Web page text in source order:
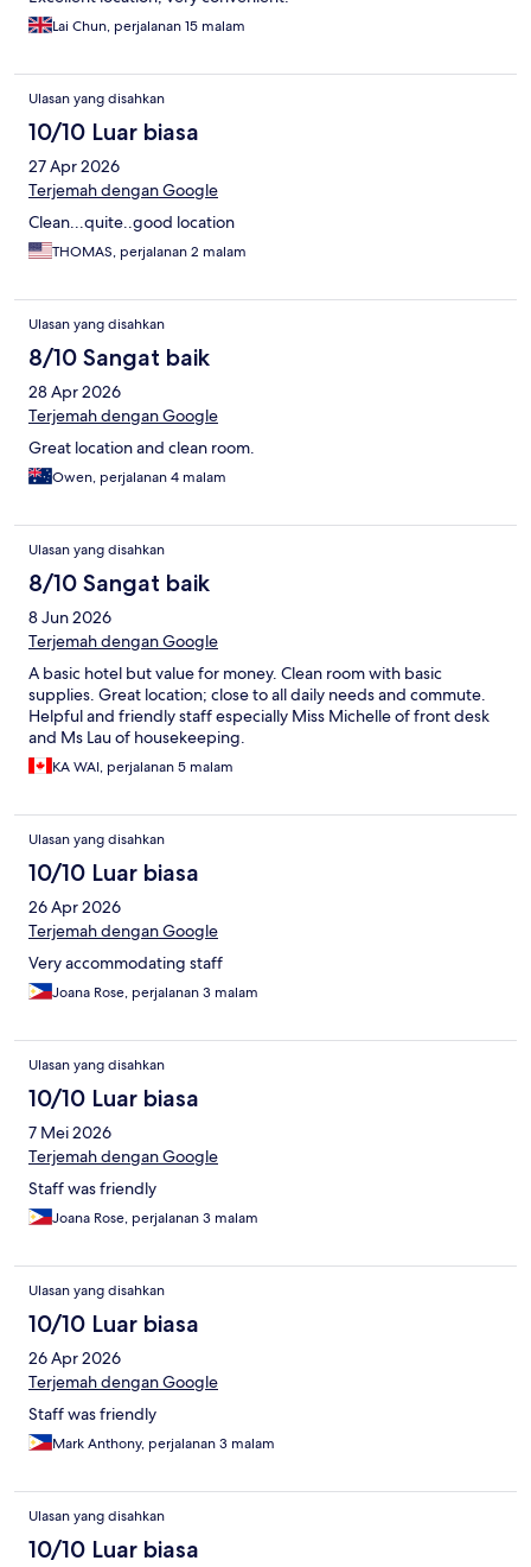
Lai Chun, perjalanan 15 malam
Ulasan yang disahkan
10/10 Luar biasa
27 Apr 2026
Terjemah dengan Google
Clean...quite..good location
THOMAS, perjalanan 2 malam
Ulasan yang disahkan
8/10 Sangat baik
28 Apr 2026
Terjemah dengan Google
Great location and clean room.
Owen, perjalanan 4 malam
Ulasan yang disahkan
8/10 Sangat baik
8 Jun 2026
Terjemah dengan Google
A basic hotel but value for money. Clean room with basic
supplies. Great location; close to all daily needs and commute.
Helpful and friendly staff especially Miss Michelle of front desk
and Ms Lau of housekeeping.
KA WAI, perjalanan 5 malam
Ulasan yang disahkan
10/10 Luar biasa
26 Apr 2026
Terjemah dengan Google
Very accommodating staff
Joana Rose, perjalanan 3 malam
Ulasan yang disahkan
10/10 Luar biasa
7 Mei 2026
Terjemah dengan Google
Staff was friendly
Joana Rose, perjalanan 3 malam
Ulasan yang disahkan
10/10 Luar biasa
26 Apr 2026
Terjemah dengan Google
Staff was friendly
Mark Anthony, perjalanan 3 malam
Ulasan yang disahkan
10/10 Luar biasa